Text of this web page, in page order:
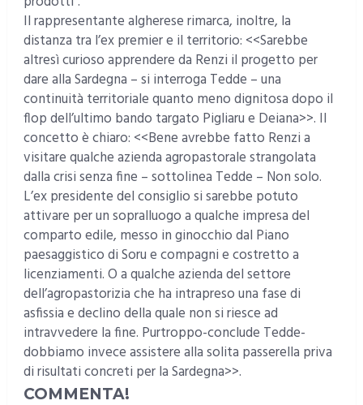
Il rappresentante algherese rimarca, inoltre, la
distanza tra l’ex premier e il territorio: <<Sarebbe
altresì curioso apprendere da Renzi il progetto per
dare alla Sardegna – si interroga Tedde – una
continuità territoriale quanto meno dignitosa dopo il
flop dell’ultimo bando targato Pigliaru e Deiana>>. Il
concetto è chiaro: <<Bene avrebbe fatto Renzi a
visitare qualche azienda agropastorale strangolata
dalla crisi senza fine – sottolinea Tedde – Non solo.
L’ex presidente del consiglio si sarebbe potuto
attivare per un sopralluogo a qualche impresa del
comparto edile, messo in ginocchio dal Piano
paesaggistico di Soru e compagni e costretto a
licenziamenti. O a qualche azienda del settore
dell’agropastorizia che ha intrapreso una fase di
asfissia e declino della quale non si riesce ad
intravvedere la fine. Purtroppo-conclude Tedde-
dobbiamo invece assistere alla solita passerella priva
di risultati concreti per la Sardegna>>.
COMMENTA!